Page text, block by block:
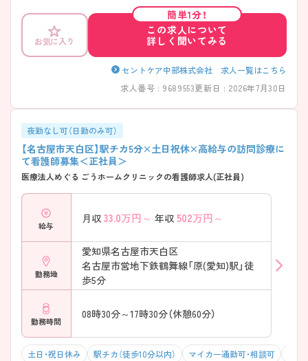
ため、ご家庭やプライベートの時間を大切にしながら働ける環境です。
訪問看護では気になるオンコール対応についても、日中のアセスメント
強化や利用者様の情報共有、多職種連携を徹底することで夜間の呼び出
し負担軽減に取り組んでいます。安心して業務に慣れていける体制が整
っています。 さらに、大手の一員として、充実した研修制度や福利厚生を
ご用意。訪問看護未経験の方から経験者の方まで、長期的なキャリア形
お気に入り
簡単1分！
この求人について
詳しく聞いてみる
セントケア中部株式会社 求人一覧はこちら
求人番号 : 9689553更新日 : 2026年7月30日
夜勤なし可（日勤のみ可）
【名古屋市天白区】駅チカ5分×土日祝休×高給与の訪問診療に
て看護師募集＜正社員＞
医療法人めぐる ごうホームクリニックの看護師求人(正社員)
給与
月収 33.0万円～ 年収 502万円～
勤務地
愛知県名古屋市天白区
名古屋市営地下鉄鶴舞線「原(愛知)駅」徒
歩5分
勤務時間
08時30分～17時30分（休憩60分）
土日・祝日休み 駅チカ（徒歩10分以内） マイカー通勤可・相談可